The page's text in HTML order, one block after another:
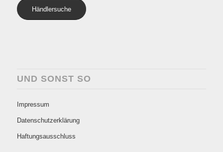
Händlersuche
UND SONST SO
Impressum
Datenschutzerklärung
Haftungsausschluss